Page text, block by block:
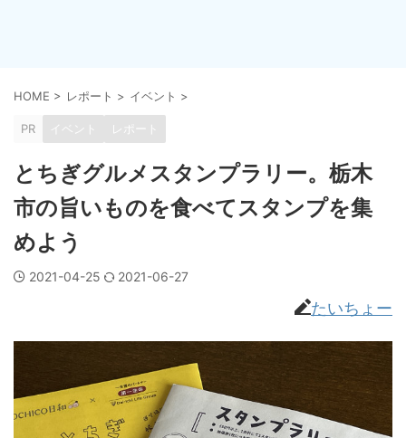
HOME > レポート > イベント >
PR イベント レポート
とちぎグルメスタンプラリー。栃木
市の旨いものを食べてスタンプを集
めよう
2021-04-25 2021-06-27
たいちょー